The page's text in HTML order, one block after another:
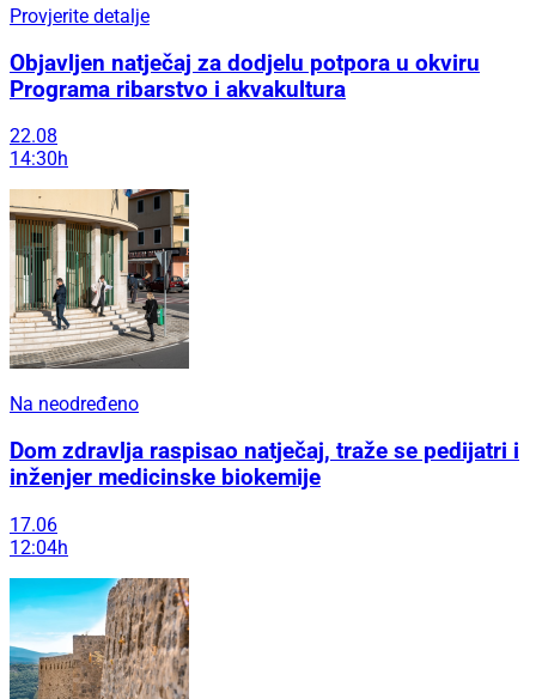
Provjerite detalje
Objavljen natječaj za dodjelu potpora u okviru
Programa ribarstvo i akvakultura
22.08
14:30h
Na neodređeno
Dom zdravlja raspisao natječaj, traže se pedijatri i
inženjer medicinske biokemije
17.06
12:04h